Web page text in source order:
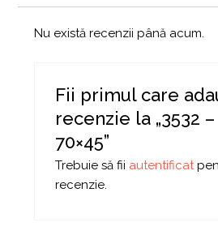
Nu există recenzii până acum.
Fii primul care
recenzie la „3532
70×45”
Trebuie să fii autentificat
recenzie.